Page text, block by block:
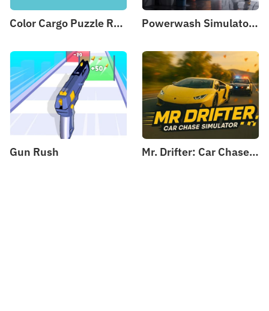
Color Cargo Puzzle Rush Powerwash Simulator - 3D Wash
Gun Rush Mr. Drifter: Car Chase Simulator